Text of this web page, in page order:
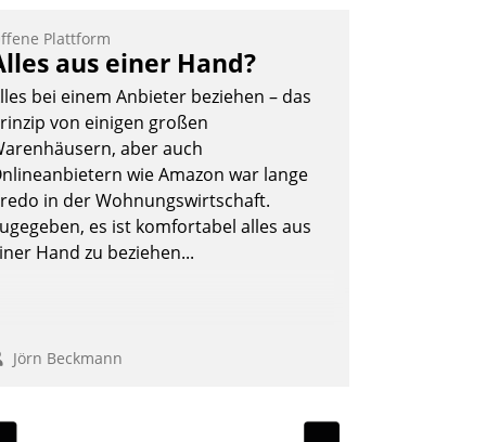
Wie lassen sich Mammutprojekte
und Workloads wuppen – bei
anspruchsvollen Aufgaben
abnehmendem Nachwuchs?
Nadja Hußmann
Plattform
aus einer Hand?
bei einem Anbieter beziehen – das
von einigen großen
aber auch
wie Amazon war lange
in der Wohnungswirtschaft.
es ist komfortabel alles aus
Hand zu beziehen...
Jörn Beckmann